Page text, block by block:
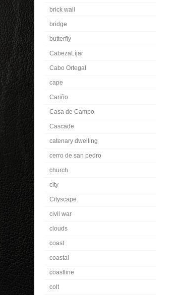
brick wall
bridge
butterfly
CabezaLíjar
Cabo Ortegal
cape
Cariño
Casa de Campo
Cascade
catenary dwelling
cerro de san pedro
church
city
Cityscape
civil war
clouds
coast
coastal
coastline
colt